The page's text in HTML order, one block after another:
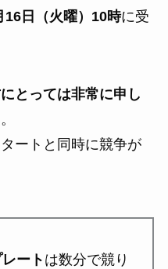
16日（火曜）10時に受
とっては非常に申し
ートと同時に競争が
ート は数分で競り